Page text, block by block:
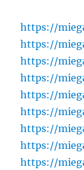
https://
https://
https://
https://
https://
https://
https://
https://
https://